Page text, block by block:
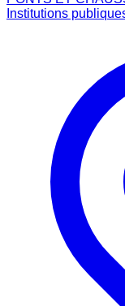
Institutions